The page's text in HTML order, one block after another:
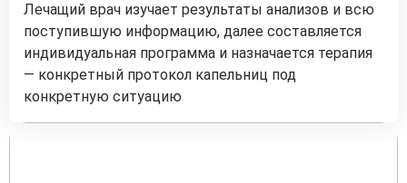
Лечащий врач изучает результаты анализов и всю
поступившую информацию, далее составляется
индивидуальная программа и назначается терапия
— конкретный протокол капельниц под
конкретную ситуацию